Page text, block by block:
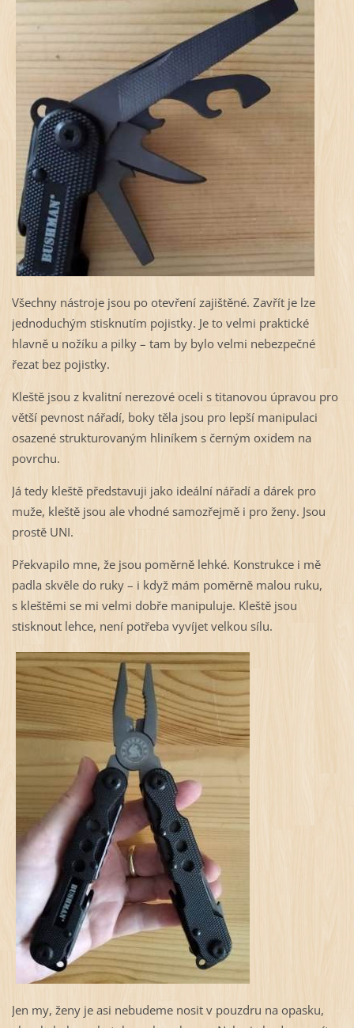
Všechny nástroje jsou po otevření zajištěné. Zavřít je lze
jednoduchým stisknutím pojistky. Je to velmi praktické
hlavně u nožíku a pilky – tam by bylo velmi nebezpečné
řezat bez pojistky.
Kleště jsou z kvalitní nerezové oceli s titanovou úpravou pro
větší pevnost nářadí, boky těla jsou pro lepší manipulaci
osazené strukturovaným hliníkem s černým oxidem na
povrchu.
Já tedy kleště představuji jako ideální nářadí a dárek pro
muže, kleště jsou ale vhodné samozřejmě i pro ženy. Jsou
prostě UNI.
Překvapilo mne, že jsou poměrně lehké. Konstrukce i mě
padla skvěle do ruky – i když mám poměrně malou ruku,
s kleštěmi se mi velmi dobře manipuluje. Kleště jsou
stisknout lehce, není potřeba vyvíjet velkou sílu.
Jen my, ženy je asi nebudeme nosit v pouzdru na opasku,